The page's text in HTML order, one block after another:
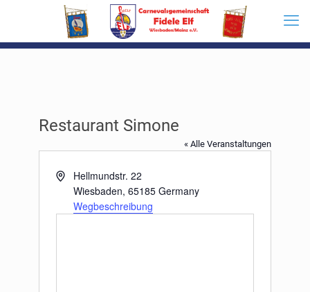
Restaurant Simone
« Alle Veranstaltungen
AdresseHellmundstr. 22
Wiesbaden, 65185 Germany
Wegbeschreibung